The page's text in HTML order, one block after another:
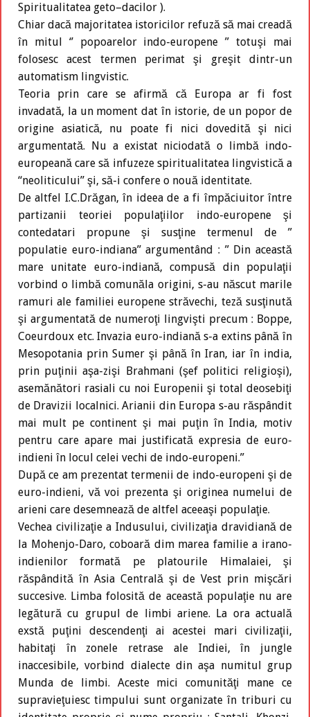
Spiritualitatea geto–dacilor ).
Chiar dacă majoritatea istoricilor refuză să mai creadă
în mitul ‘’ popoarelor indo-europene ’’ totuşi mai
folosesc acest termen perimat şi greşit dintr-un
automatism lingvistic.
Teoria prin care se afirmă că Europa ar fi fost
invadată, la un moment dat în istorie, de un popor de
origine asiatică, nu poate fi nici dovedită şi nici
argumentată. Nu a existat niciodată o limbă indo-
europeană care să infuzeze spiritualitatea lingvistică a
“neoliticului’’ şi, să-i confere o nouă identitate.
De altfel I.C.Drăgan, în ideea de a fi împăciuitor între
partizanii teoriei populaţiilor indo-europene şi
contedatari propune şi susţine termenul de ’’
populatie euro-indiana’’ argumentând : ’’ Din această
mare unitate euro-indiană, compusă din populaţii
vorbind o limbă comunăla origini, s-au născut marile
ramuri ale familiei europene străvechi, teză susţinută
şi argumentată de numeroţi lingvişti precum : Boppe,
Coeurdoux etc. Invazia euro-indiană s-a extins până în
Mesopotania prin Sumer şi până în Iran, iar în india,
prin puţinii aşa-zişi Brahmani (şef politici religioşi),
asemănători rasiali cu noi Europenii şi total deosebiţi
de Dravizii localnici. Arianii din Europa s-au răspândit
mai mult pe continent şi mai puţin în India, motiv
pentru care apare mai justificată expresia de euro-
indieni în locul celei vechi de indo-europeni.’’
După ce am prezentat termenii de indo-europeni şi de
euro-indieni, vă voi prezenta şi originea numelui de
arieni care desemnează de altfel aceeaşi populaţie.
Vechea civilizaţie a Indusului, civilizaţia dravidiană de
la Mohenjo-Daro, coboară dim marea familie a irano-
indienilor formată pe platourile Himalaiei, şi
răspândită în Asia Centrală şi de Vest prin mişcări
succesive. Limba folosită de această populaţie nu are
legătură cu grupul de limbi ariene. La ora actuală
exstă puţini descendenţi ai acestei mari civilizaţii,
habitaţi în zonele retrase ale Indiei, în jungle
inaccesibile, vorbind dialecte din aşa numitul grup
Munda de limbi. Aceste mici comunităţi mane ce
supravieţuiesc timpului sunt organizate în triburi cu